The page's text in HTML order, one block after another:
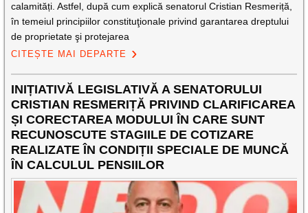
calamități. Astfel, după cum explică senatorul Cristian Resmeriță,
în temeiul principiilor constituţionale privind garantarea dreptului
de proprietate şi protejarea
CITEȘTE MAI DEPARTE
INIȚIATIVĂ LEGISLATIVĂ A SENATORULUI
CRISTIAN RESMERIȚĂ PRIVIND CLARIFICAREA
ȘI CORECTAREA MODULUI ÎN CARE SUNT
RECUNOSCUTE STAGIILE DE COTIZARE
REALIZATE ÎN CONDIȚII SPECIALE DE MUNCĂ
ÎN CALCULUL PENSIILOR